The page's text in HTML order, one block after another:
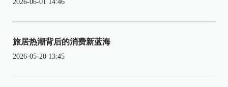
2026-06-01 14:46
旅居热潮背后的消费新蓝海
2026-05-20 13:45